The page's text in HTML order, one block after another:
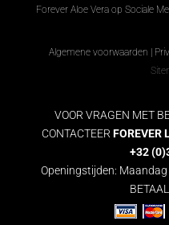
Forever Aloe Vera op Sociale
Algemene voorwaarden
VOOR VRAGEN MET
CONTACTEERFOREVER
+32
Openingstijden: